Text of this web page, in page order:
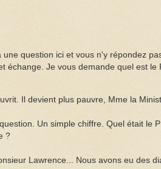
une question ici et vous n'y répondez
échange. Je vous demande quel est le
Il devient plus pauvre, Mme la
Un simple chiffre. Quel était le
?
Lawrence... Nous avons eu des